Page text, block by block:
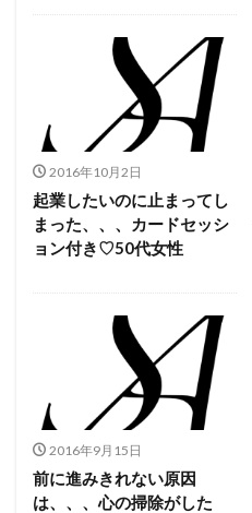
2016年10月2日
起業したいのに止まってし
まった、、、カードセッシ
ョン付き♡50代女性
2016年9月15日
前に進みきれない原因
は、、、心の掃除がした